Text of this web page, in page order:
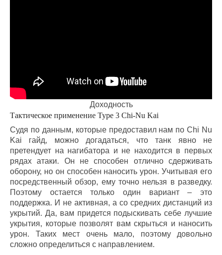
Доходность
Тактическое применение Type 3 Chi-Nu Kai
Судя по данным, которые предоставил нам по Chi Nu
Kai гайд, можно догадаться, что танк явно не
претендует на нагибатора и не находится в первых
рядах атаки. Он не способен отлично сдерживать
оборону, но он способен наносить урон. Учитывая его
посредственный обзор, ему точно нельзя в разведку.
Поэтому остается только один вариант – это
поддержка. И не активная, а со средних дистанций из
укрытий. Да, вам придется подыскивать себе лучшие
укрытия, которые позволят вам скрыться и наносить
урон. Таких мест очень мало, поэтому довольно
сложно определиться с направлением.